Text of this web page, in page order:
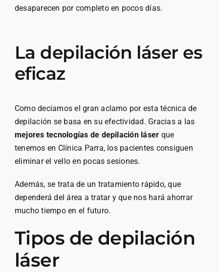
desaparecen por completo en pocos días.
La depilación láser es
eficaz
Como decíamos el gran aclamo por esta técnica de
depilación se basa en su efectividad. Gracias a las
mejores tecnologías de depilación láser que
tenemos en Clínica Parra, los pacientes consiguen
eliminar el vello en pocas sesiones.
Además, se trata de un tratamiento rápido, que
dependerá del área a tratar y que nos hará ahorrar
mucho tiempo en el futuro.
Tipos de depilación
láser